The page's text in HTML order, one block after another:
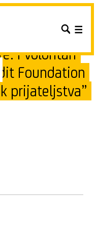
i volontari
Foundation
prijateljstva”